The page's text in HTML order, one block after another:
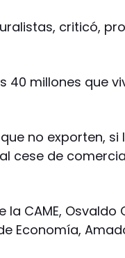
criticó,
40 millones que
no exporten, si
cese de
CAME, Osvaldo
Economía,